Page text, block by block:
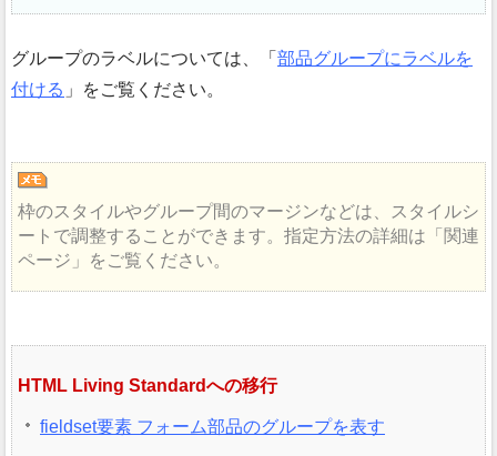
グループのラベルについては、
部品グループにラベルを
付ける
をご覧ください。
枠のスタイルやグループ間のマージンなどは、スタイルシ
ートで調整することができます。指定方法の詳細は
関連
ページ
をご覧ください。
HTML Living Standardへの移行
fieldset要素 フォーム部品のグループを表す